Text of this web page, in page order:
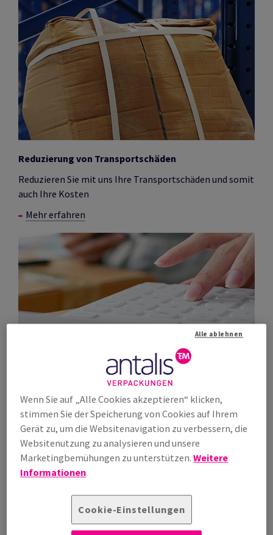
Reduzierung von Transportschäden
Reduzieren Sie mit uns Ihre Transportschäden und somit
auch Ihre Kosten
Mehr erfahren
Reduzierung der Gesamtkosten
Reduzieren Sie mit intelligenten Verpackungskonzepten
Ihre Kosten
Mehr erfahren
Wenn Sie auf „Alle Cookies akzeptieren“ klicken,
stimmen Sie der Speicherung von Cookies auf Ihrem
Gerät zu, um die Websitenavigation zu verbessern, die
Websitenutzung zu analysieren und unsere
Marketingbemühungen zu unterstützen.Weitere
Informationen
Cookie-Einstellungen
Alle ablehnen